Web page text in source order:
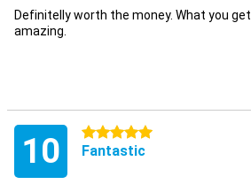
Definitelly worth the money. What you
amazing.
10 5 stars
Fantastic